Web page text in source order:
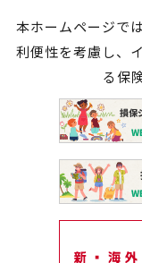
本ホームページで
利便性を考慮し、
る保